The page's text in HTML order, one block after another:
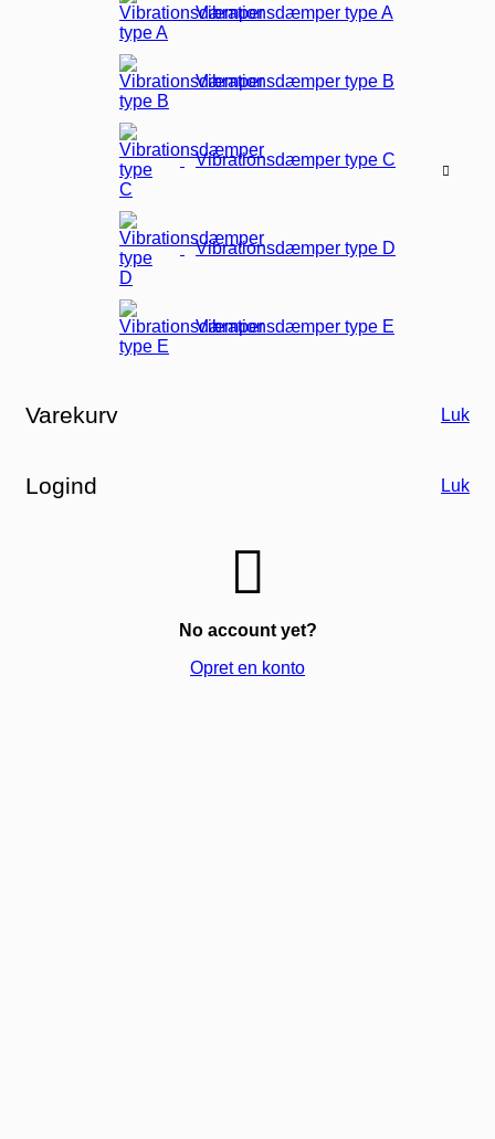
Vibrationsdæmper type A
Vibrationsdæmper type B
Vibrationsdæmper type C
Vibrationsdæmper type D
Vibrationsdæmper type E
Varekurv Luk
Logind Luk
No account yet?
Opret en konto